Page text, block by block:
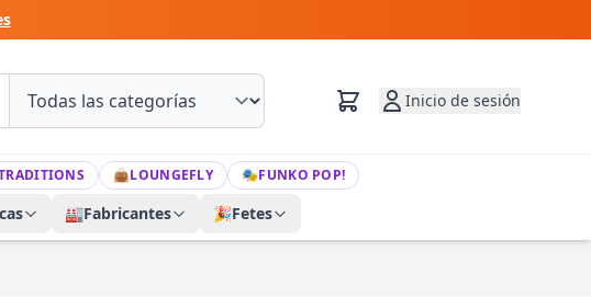
Inicio de sesión
👜LOUNGEFLY 🎭FUNKO POP!
🏭Fabricantes 🎉Fetes